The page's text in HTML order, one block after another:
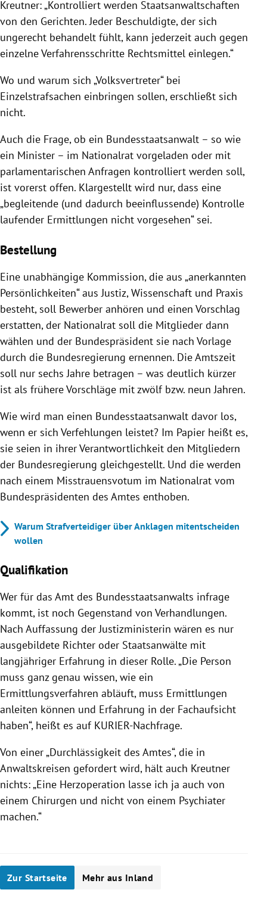
Kreutner: „Kontrolliert werden Staatsanwaltschaften
von den Gerichten. Jeder Beschuldigte, der sich
ungerecht behandelt fühlt, kann jederzeit auch gegen
einzelne Verfahrensschritte Rechtsmittel einlegen.“
Wo und warum sich „Volksvertreter“ bei
Einzelstrafsachen einbringen sollen, erschließt sich
nicht.
Auch die Frage, ob ein Bundesstaatsanwalt – so wie
ein Minister – im Nationalrat vorgeladen oder mit
parlamentarischen Anfragen kontrolliert werden soll,
ist vorerst offen. Klargestellt wird nur, dass eine
„begleitende (und dadurch beeinflussende) Kontrolle
laufender Ermittlungen nicht vorgesehen“ sei.
Bestellung
Eine unabhängige Kommission, die aus „anerkannten
Persönlichkeiten“ aus Justiz, Wissenschaft und Praxis
besteht, soll Bewerber anhören und einen Vorschlag
erstatten, der Nationalrat soll die Mitglieder dann
wählen und der Bundespräsident sie nach Vorlage
durch die Bundesregierung ernennen. Die Amtszeit
soll nur sechs Jahre betragen – was deutlich kürzer
ist als frühere Vorschläge mit zwölf bzw. neun Jahren.
Wie wird man einen Bundesstaatsanwalt davor los,
wenn er sich Verfehlungen leistet? Im Papier heißt es,
sie seien in ihrer Verantwortlichkeit den Mitgliedern
der Bundesregierung gleichgestellt. Und die werden
nach einem Misstrauensvotum im Nationalrat vom
Bundespräsidenten des Amtes enthoben.
Warum Strafverteidiger über Anklagen mitentscheiden
wollen
Qualifikation
Wer für das Amt des Bundesstaatsanwalts infrage
kommt, ist noch Gegenstand von Verhandlungen.
Nach Auffassung der Justizministerin wären es nur
ausgebildete Richter oder Staatsanwälte mit
langjähriger Erfahrung in dieser Rolle. „Die Person
muss ganz genau wissen, wie ein
Ermittlungsverfahren abläuft, muss Ermittlungen
anleiten können und Erfahrung in der Fachaufsicht
haben“, heißt es auf KURIER-Nachfrage.
Von einer „Durchlässigkeit des Amtes“, die in
Anwaltskreisen gefordert wird, hält auch Kreutner
nichts: „Eine Herzoperation lasse ich ja auch von
einem Chirurgen und nicht von einem Psychiater
machen.“
Zur Startseite Mehr aus Inland